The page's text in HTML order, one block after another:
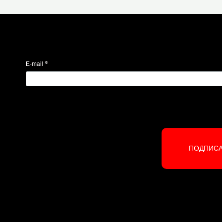
E-mail *